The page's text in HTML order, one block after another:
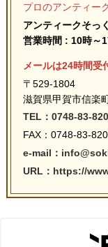
プロのアンティー
アンティークそっ
営業時間 : 10時～
メールは24時間受
〒529-1804
滋賀県甲賀市信楽
TEL：0748-83-
FAX：0748-83-
e-mail：
URL：https://